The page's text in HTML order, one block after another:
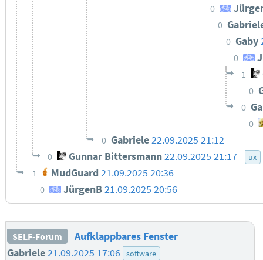
0
0
0 Gaby
0
1
0
0
0
0 Gabriele22.09.2025 21:12
0 Gunnar Bittersmann22.09.2025 21:17 ux
1 MudGuard 21.09.2025 20:36
0 JürgenB21.09.2025 20:56
SELF-Forum
Aufklappbares Fenster
Gabriele21.09.2025 17:06 software